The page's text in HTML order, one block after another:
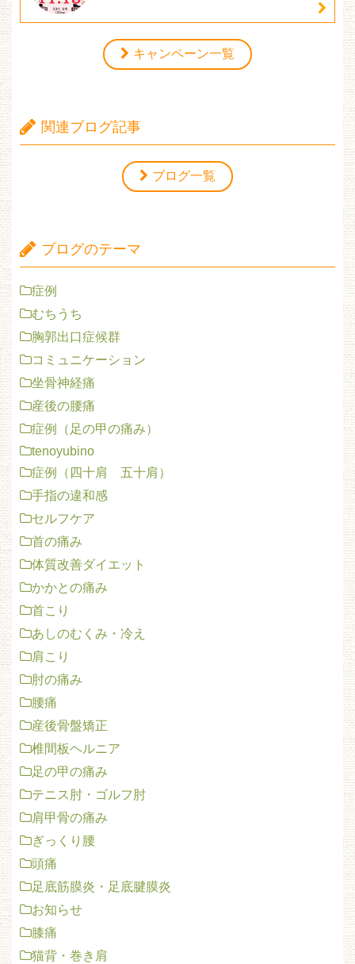
キャンペーン一覧
関連ブログ記事
ブログ一覧
ブログのテーマ
症例
むちうち
胸郭出口症候群
コミュニケーション
坐骨神経痛
産後の腰痛
症例（足の甲の痛み）
tenoyubino
症例（四十肩 五十肩）
手指の違和感
セルフケア
首の痛み
体質改善ダイエット
かかとの痛み
首こり
あしのむくみ・冷え
肩こり
肘の痛み
腰痛
産後骨盤矯正
椎間板ヘルニア
足の甲の痛み
テニス肘・ゴルフ肘
肩甲骨の痛み
ぎっくり腰
頭痛
足底筋膜炎・足底腱膜炎
お知らせ
膝痛
猫背・巻き肩